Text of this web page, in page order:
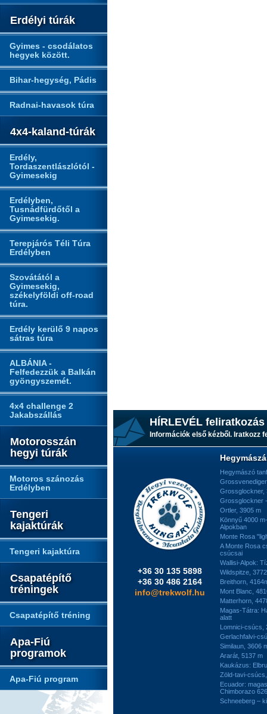
Erdélyi túrák
Gyimes - csodálatos
hegyek között.
Bihar-hegység, Pádis
Radnai-havasok túra
4x4-kaland-túrák
Erdély,
Tordaszentlászlótól -
Gyimesekig
Erdélyben,
Tusnádfürdőtől a
Gyimesekig.
Terepjárós Téli Túra
Erdélyben
Szovátától a
Gyimesekig,
székelyföldi off-road
túra.
Erdély kerülő 9 napos
sátras túra
ALBÁNIA -
Felfedezzük a Balkán
gyöngyszemét.
4x4 challenge 2
Jakabszállás
Motorosszán
hegyi túrák
Motoros szánozás
Erdélyben
Tengeri
kajaktúrák
Tengeri kajaktúra
Csapatépítő
tréningek
Csapatépítő tréning
Apa-Fiú
programok
Apa-Fiú program
HÍRLEVÉL feliratkozás
Információk első kézből. Iratkozz
+36 30 135 5898
+36 30 486 2164
info@trekwolf.hu
Hegymászó
Grossglockner,
Grossglockner
Ortler, 3905 m
Könnyű 4000
Alpokban
Monte Rosa
A Monte Rosa
csúcsai
Wallisi-Alpok:
Wildspitze,
Breithorn,
Mont Blanc,
Matterhorn,
Magas-Tátra:
alatt
Lomnici-csúcs,
Gerlachfalvi-
Similaun, 3606
Ararát, 5137 m
Kaukázus:
Zöld-tavi-
Ecuador:
Chimborazo
Schneeberg –